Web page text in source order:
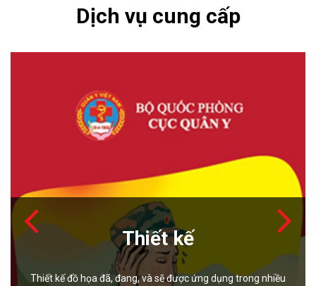
Dịch vụ cung cấp
Thiết kế
Thiết kế đồ họa đã, đang, và sẽ được ứng dụng trong nhiều